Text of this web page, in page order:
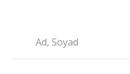
Ad, Soyad